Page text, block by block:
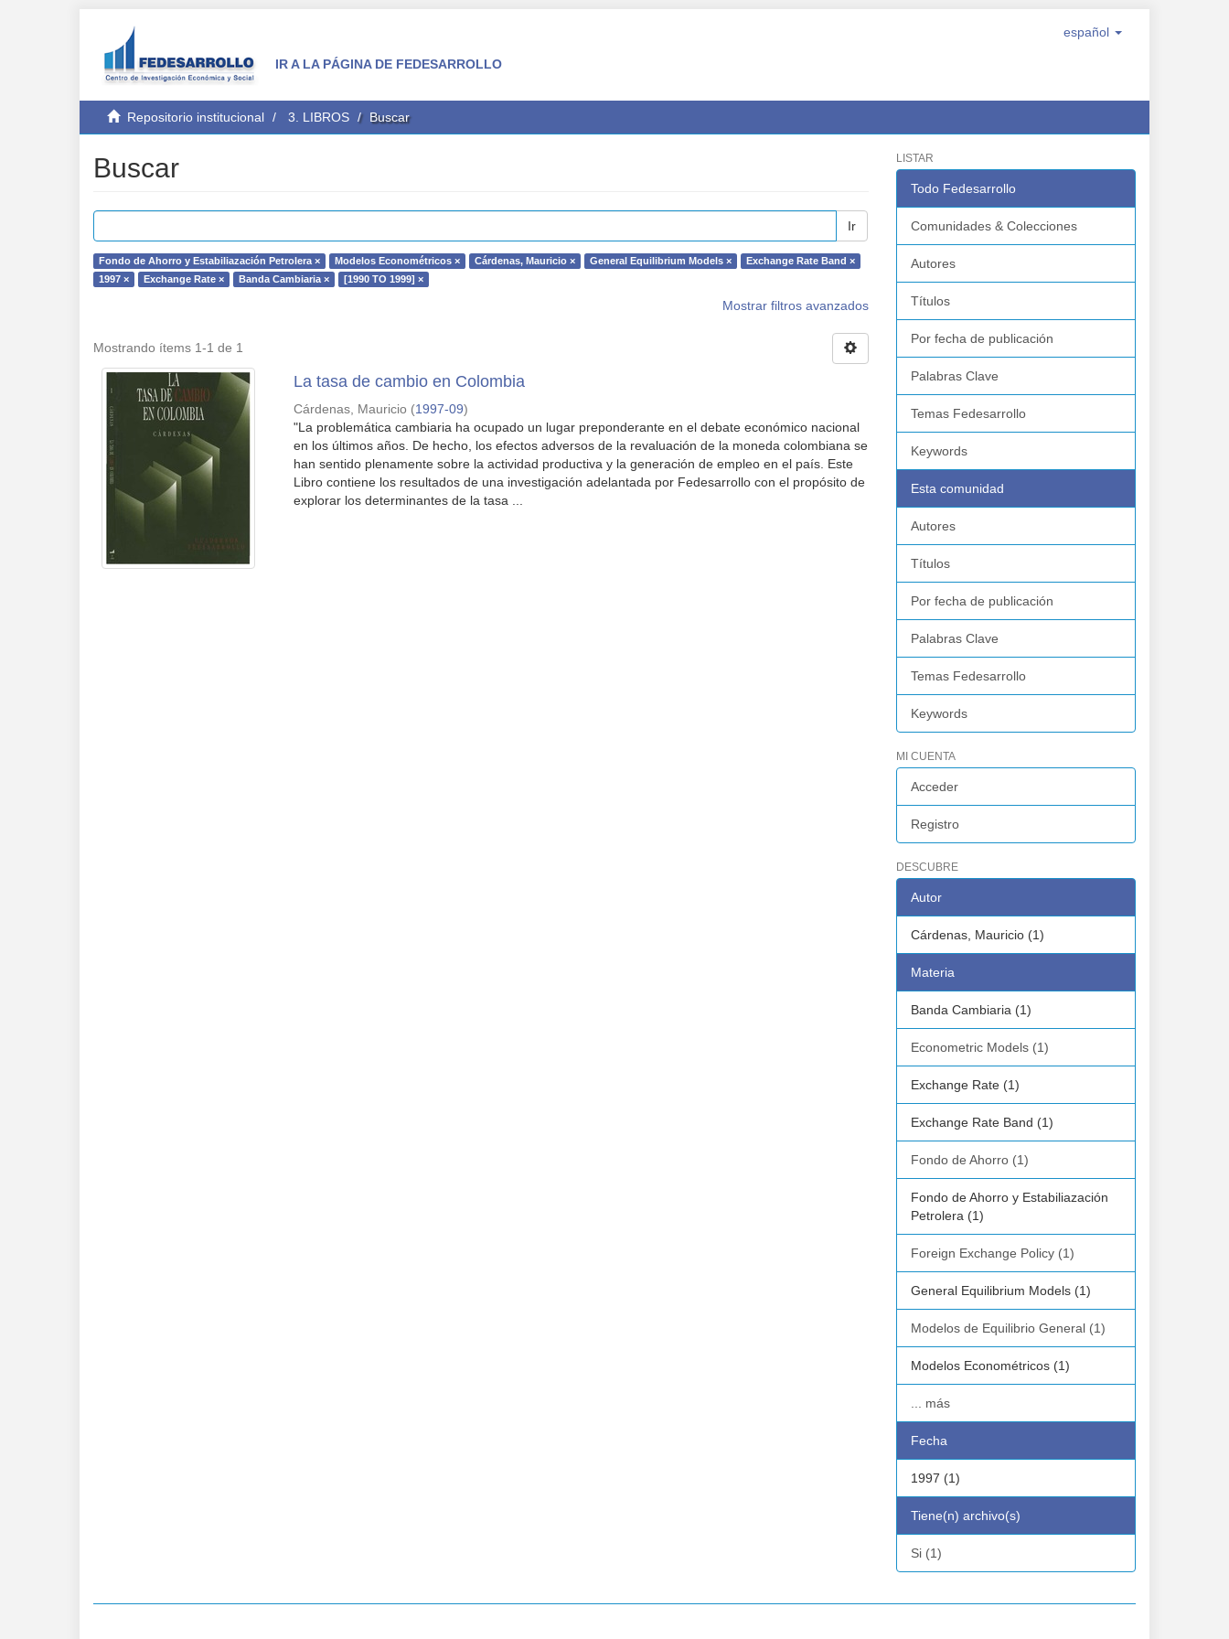
IR A LA PÁGINA DE FEDESARROLLO
español
Repositorio institucional 3. LIBROS Buscar
Buscar
Ir
Fondo de Ahorro y Estabiliazación Petrolera × Modelos Econométricos × Cárdenas, Mauricio × General Equilibrium Models ×
Exchange Rate Band ×
1997 ×
Exchange Rate × Banda Cambiaria × [1990 TO 1999] ×
Mostrar filtros avanzados
Mostrando ítems 1-1 de 1
La tasa de cambio en Colombia
Cárdenas, Mauricio (1997-09)
"La problemática cambiaria ha ocupado un lugar preponderante en el debate económico nacional
en los últimos años. De hecho, los efectos adversos de la revaluación de la moneda colombiana se
han sentido plenamente sobre la actividad productiva y la generación de empleo en el país. Este
Libro contiene los resultados de una investigación adelantada por Fedesarrollo con el propósito de
explorar los determinantes de la tasa ...
LISTAR
Todo Fedesarrollo
Comunidades & Colecciones
Autores
Títulos
Por fecha de publicación
Palabras Clave
Temas Fedesarrollo
Keywords
Esta comunidad
Autores
Títulos
Por fecha de publicación
Palabras Clave
Temas Fedesarrollo
Keywords
MI CUENTA
Acceder
Registro
DESCUBRE
Autor
Cárdenas, Mauricio (1)
Materia
Banda Cambiaria (1)
Econometric Models (1)
Exchange Rate (1)
Exchange Rate Band (1)
Fondo de Ahorro (1)
Fondo de Ahorro y Estabiliazación
Petrolera (1)
Foreign Exchange Policy (1)
General Equilibrium Models (1)
Modelos de Equilibrio General (1)
Modelos Econométricos (1)
... más
Fecha
1997 (1)
Tiene(n) archivo(s)
Si (1)